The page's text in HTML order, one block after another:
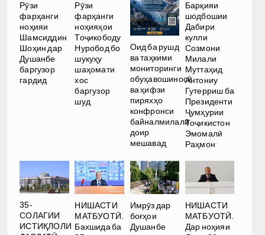
Рӯзи
фарҳанги
ноҳияи
Шамсиддин
Шоҳин дар
Душанбе
баргузор
гардид
Рӯзи
фарҳанги
ноҳияҳои
Тоҷикободу
Нуробод бо
шукуҳу
шаҳомати
хос
баргузор
шуд
Оид ба рушд
ва таҳкими
мониторинги
обуҳавошиносӣ
ва ҳифзи
пиряхҳо
конфронси
байналмилалӣ
доир
мешавад
Барқияи
шодбошии
Дабири
кулли
Созмони
Милали
Муттаҳид
Антониу
Гутерриш ба
Президенти
Ҷумҳурии
Тоҷикистон
Эмомалӣ
Раҳмон
35-
СОЛАГИИ
ИСТИҚЛОЛИ
НИШАСТИ
МАТБУОТӢ.
Бахшида ба
Имрӯз дар
боғҳои
Душанбе
НИШАСТИ
МАТБУОТӢ.
Дар ноҳияи